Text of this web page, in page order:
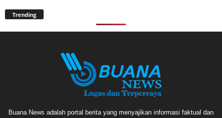
Trending
Buana News adalah portal berita yang menyajikan informasi faktual dan